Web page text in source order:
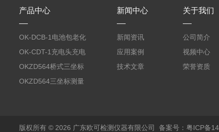
产品中心
OK-DCB-1电池包老化
测试系统
OK-CDT-1充电头充电
宝测试系统
OKZD564桥式三坐标
测量仪
OKZD564三坐标测量
新闻中心
新闻资讯
应用案例
技术文章
关于我们
公司简介
视频中心
荣誉资质
版权所有 © 2026 广东欧可检测仪器有限公司 备案号：粤ICP备